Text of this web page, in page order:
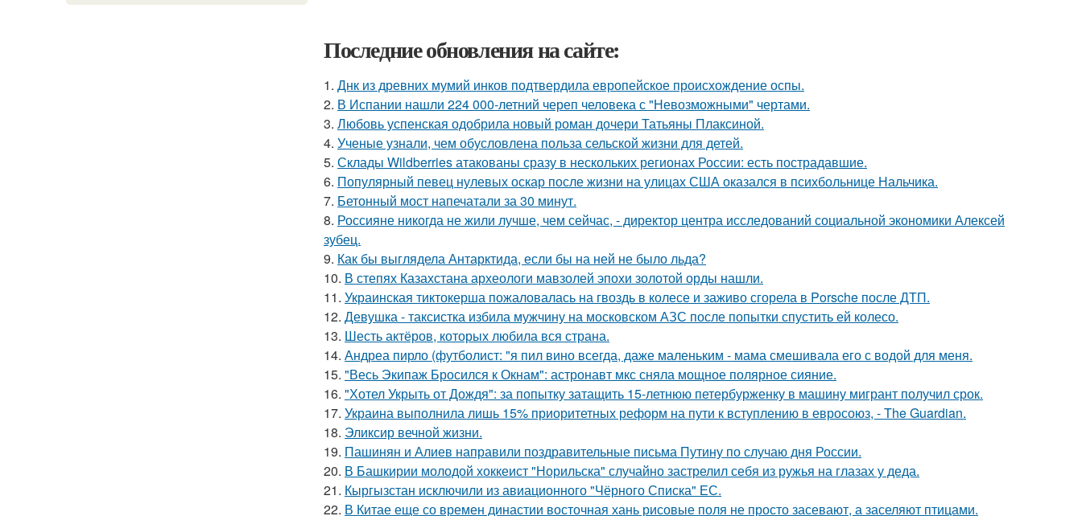
Последние обновления на сайте:
1. Днк из древних мумий инков подтвердила европейское происхождение оспы.
2. В Испании нашли 224 000-летний череп человека с "Невозможными" чертами.
3. Любовь успенская одобрила новый роман дочери Татьяны Плаксиной.
4. Ученые узнали, чем обусловлена польза сельской жизни для детей.
5. Склады Wildberries атакованы сразу в нескольких регионах России: есть пострадавшие.
6. Популярный певец нулевых оскар после жизни на улицах США оказался в психбольнице Нальчика.
7. Бетонный мост напечатали за 30 минут.
8. Россияне никогда не жили лучше, чем сейчас, - директор центра исследований социальной экономики Алексей
зубец.
9. Как бы выглядела Антарктида, если бы на ней не было льда?
10. В степях Казахстана археологи мавзолей эпохи золотой орды нашли.
11. Украинская тиктокерша пожаловалась на гвоздь в колесе и заживо сгорела в Porsche после ДТП.
12. Девушка - таксистка избила мужчину на московском АЗС после попытки спустить ей колесо.
13. Шесть актёров, которых любила вся страна.
14. Андреа пирло (футболист: "я пил вино всегда, даже маленьким - мама смешивала его с водой для меня.
15. "Весь Экипаж Бросился к Окнам": астронавт мкс сняла мощное полярное сияние.
16. "Хотел Укрыть от Дождя": за попытку затащить 15-летнюю петербурженку в машину мигрант получил срок.
17. Украина выполнила лишь 15% приоритетных реформ на пути к вступлению в евросоюз, - The Guardian.
18. Эликсир вечной жизни.
19. Пашинян и Алиев направили поздравительные письма Путину по случаю дня России.
20. В Башкирии молодой хоккеист "Норильска" случайно застрелил себя из ружья на глазах у деда.
21. Кыргызстан исключили из авиационного "Чёрного Списка" ЕС.
22. В Китае еще со времен династии восточная хань рисовые поля не просто засевают, а заселяют птицами.